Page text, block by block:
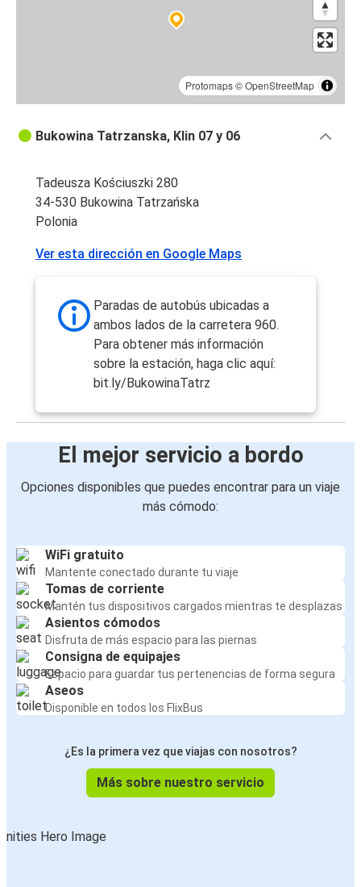
Protomaps©OpenStreetMap
Bukowina Tatrzanska, Klin 07 y 06
Tadeusza Kościuszki 280
34-530 Bukowina Tatrzańska
Polonia
Ver esta dirección en Google Maps
Paradas de autobús ubicadas a
ambos lados de la carretera 960.
Para obtener más información
sobre la estación, haga clic aquí:
bit.ly/BukowinaTatrz
El mejor servicio a bordo
Opciones disponibles que puedes encontrar para un viaje
más cómodo:
WiFi gratuito
Mantente conectado durante tu viaje
Tomas de corriente
Mantén tus dispositivos cargados mientras te desplazas
Asientos cómodos
Disfruta de más espacio para las piernas
Consigna de equipajes
Espacio para guardar tus pertenencias de forma segura
Aseos
Disponible en todos los FlixBus
¿Es la primera vez que viajas con nosotros?
Más sobre nuestro servicio